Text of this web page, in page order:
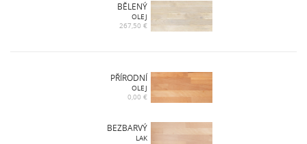
BĚLENÝ
OLEJ
267,50 €
PŘÍRODNÍ
OLEJ
0,00 €
BEZBARVÝ
LAK